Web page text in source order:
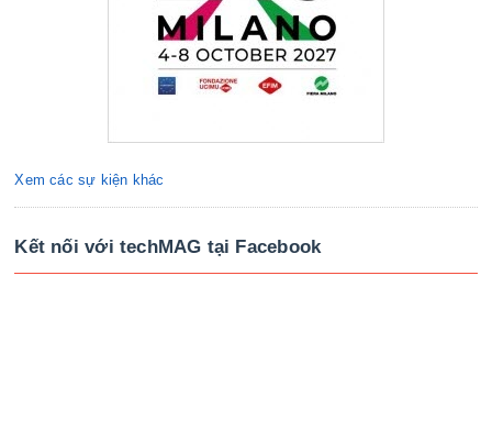
Xem các sự kiện khác
Kết nối với techMAG tại Facebook